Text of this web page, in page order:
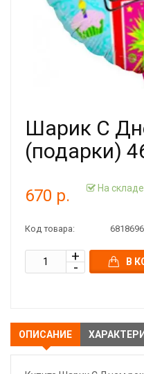
Шарик С
(подарки)
670 р. На складе
Код товара: 6818696
В
ОПИСАНИЕ